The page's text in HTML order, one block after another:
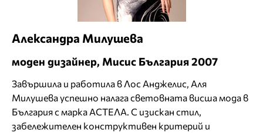
Александра Милушева
моден дизайнер, Мисис България 2007
Завършила и работила в Лос Анджелис, Аля
Милушева успешно налага световната висша мода в
България с марка АСТЕЛА. С изискан стил,
забележителен конструктивен критерий и